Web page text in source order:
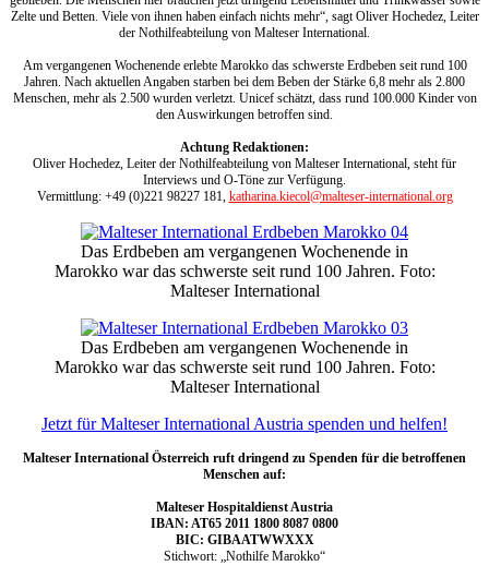
Zelte und Betten. Viele von ihnen haben einfach nichts mehr“, sagt Oliver Hochedez, Leiter
der Nothilfeabteilung von Malteser International.
Am vergangenen Wochenende erlebte Marokko das schwerste Erdbeben seit rund 100
Jahren. Nach aktuellen Angaben starben bei dem Beben der Stärke 6,8 mehr als 2.800
Menschen, mehr als 2.500 wurden verletzt. Unicef schätzt, dass rund 100.000 Kinder von
den Auswirkungen betroffen sind.
Achtung Redaktionen:
Oliver Hochedez, Leiter der Nothilfeabteilung von Malteser International, steht für
Interviews und O-Töne zur Verfügung.
Vermittlung: +49 (0)221 98227 181, katharina.kiecol@malteser-international.org
Das Erdbeben am vergangenen Wochenende in
Marokko war das schwerste seit rund 100 Jahren. Foto:
Malteser International
Das Erdbeben am vergangenen Wochenende in
Marokko war das schwerste seit rund 100 Jahren. Foto:
Malteser International
Jetzt für Malteser International Austria spenden und helfen!
Malteser International Österreich ruft dringend zu Spenden für die betroffenen
Menschen auf:
Malteser Hospitaldienst Austria
IBAN: AT65 2011 1800 8087 0800
BIC: GIBAATWWXXX
Stichwort: „Nothilfe Marokko“